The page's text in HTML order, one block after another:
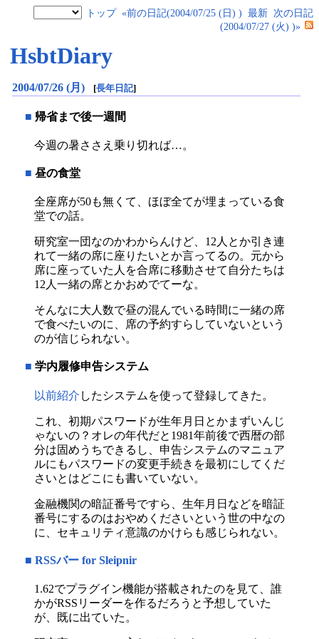
トップ «前の日記(2004/07/25 (日) ) 最新 次の日記
(2004/07/27 (火) )»
HsbtDiary
2004/07/26 (月) [長年日記]
■ 帰省まで後一週間
今週の暑ささえ乗り切れば…。
■ 昼の食堂
全座席が50も無くて、ほぼ全てが埋まっている食
堂での話。
研究室一団なのかわからんけど、12人とか引き連
れて一緒の席に座りたいとか言ってるの。元から
席に座っていた人を合席に移動させて自分たちは
12人一緒の席とかおめでてーな。
そんなに大人数で昼の混んでいる時間に一緒の席
で食べたいのに、席の予約すらしていないという
のが信じられない。
■ 学内履修申告システム
以前紹介 したシステムを使って登録してきた。
これ、初期パスワードが生年月日とかまずいんじ
ゃないの？オレの年代だと1981年前後で西暦の部
分は固めうちできるし、申告システムのマニュア
ルにもパスワードの変更手続きを最初にしてくだ
さいとはどこにも書いていない。
金融機関の暗証番号ですら、生年月日などを暗証
番号にするのはおやめくださいという世の中なの
に、セキュリティ意識のかけらも感じられない。
■ RSSバー for Sleipnir
1.62でプラグイン機能が搭載されたのを見て、誰
かがRSSリーダーを作るだろうと予想していた
が、既に出ていた。